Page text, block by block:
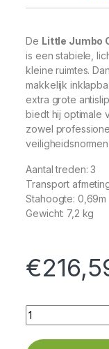
De Little Jumbo
is een stabiele,
kleine ruimtes.
makkelijk
extra grote
biedt hij optimale
zowel
veiligheidsnormen.
Aantal treden: 3
Transport
Stahoogte: 0,69m
Gewicht: 7,2 kg
€
Quantity